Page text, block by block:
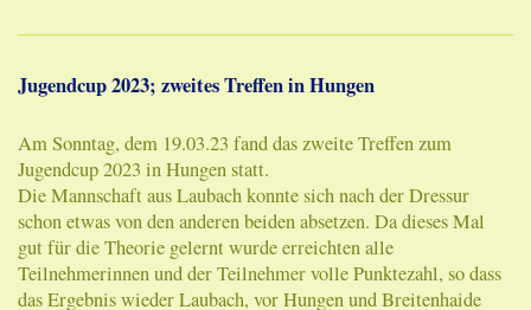
Jugendcup 2023; zweites Treffen in Hungen
Am Sonntag, dem 19.03.23 fand das zweite Treffen zum
Jugendcup 2023 in Hungen statt.
Die Mannschaft aus Laubach konnte sich nach der Dressur
schon etwas von den anderen beiden absetzen. Da dieses Mal
gut für die Theorie gelernt wurde erreichten alle
Teilnehmerinnen und der Teilnehmer volle Punktezahl, so dass
das Ergebnis wieder Laubach, vor Hungen und Breitenhaide